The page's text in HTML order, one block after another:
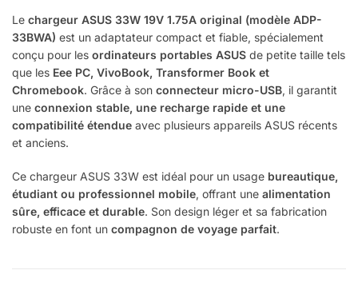
Le chargeur ASUS 33W 19V 1.75A original (modèle ADP-
33BWA) est un adaptateur compact et fiable, spécialement
conçu pour les ordinateurs portables ASUS de petite taille tels
que les Eee PC, VivoBook, Transformer Book et
Chromebook. Grâce à son connecteur micro-USB, il garantit
une connexion stable, une recharge rapide et une
compatibilité étendue avec plusieurs appareils ASUS récents
et anciens.
Ce chargeur ASUS 33W est idéal pour un usage bureautique,
étudiant ou professionnel mobile, offrant une alimentation
sûre, efficace et durable. Son design léger et sa fabrication
robuste en font un compagnon de voyage parfait.